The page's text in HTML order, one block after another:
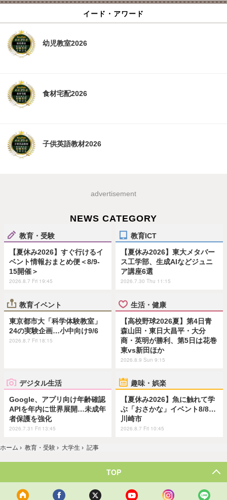
イード・アワード
幼児教室2026
食材宅配2026
子供英語教材2026
advertisement
NEWS CATEGORY
教育・受験
【夏休み2026】すぐ行けるイ
ベント情報おまとめ便＜8/9-
15開催＞
2026.8.7 Fri 19:45
教育ICT
【夏休み2026】東大メタバー
ス工学部、生成AIなどジュニ
ア講座6選
2026.7.30 Thu 11:15
教育イベント
東京都市大「科学体験教室」
24の実験企画…小中向け9/6
2026.8.7 Fri 18:15
生活・健康
【高校野球2026夏】第4日青
森山田・東日大昌平・大分
商・英明が勝利、第5日は花巻
東vs新田ほか
2026.8.9 Sun 9:15
デジタル生活
Google、アプリ向け年齢確認
APIを年内に世界展開…未成年
者保護を強化
2026.7.31 Fri 13:45
趣味・娯楽
【夏休み2026】魚に触れて学
ぶ「おさかな」イベント8/8…
川崎市
2026.8.7 Fri 10:45
ホーム › 教育・受験 › 大学生 › 記事
TOP